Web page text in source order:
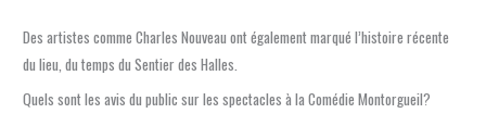
Des artistes comme Charles Nouveau ont également marqué l’histoire récente
du lieu, du temps du Sentier des Halles.
Quels sont les avis du public sur les spectacles à la Comédie Montorgueil?